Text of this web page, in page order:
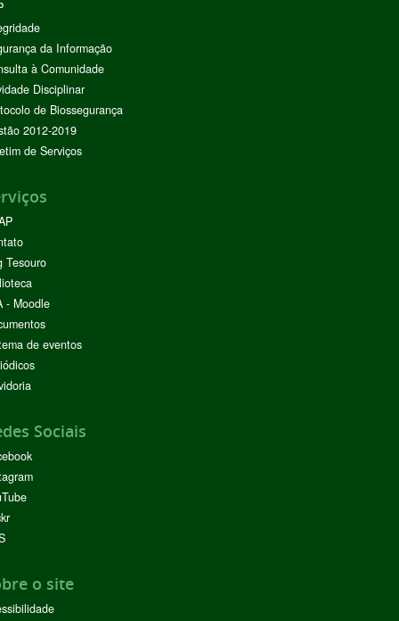
da Informação
à Comunidade
Disciplinar
de Biossegurança
2012-2019
de Serviços
Tesouro
- Moodle
de eventos
Sociais
o site